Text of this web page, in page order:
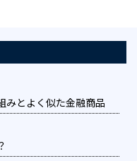
みとよく似た金融商品